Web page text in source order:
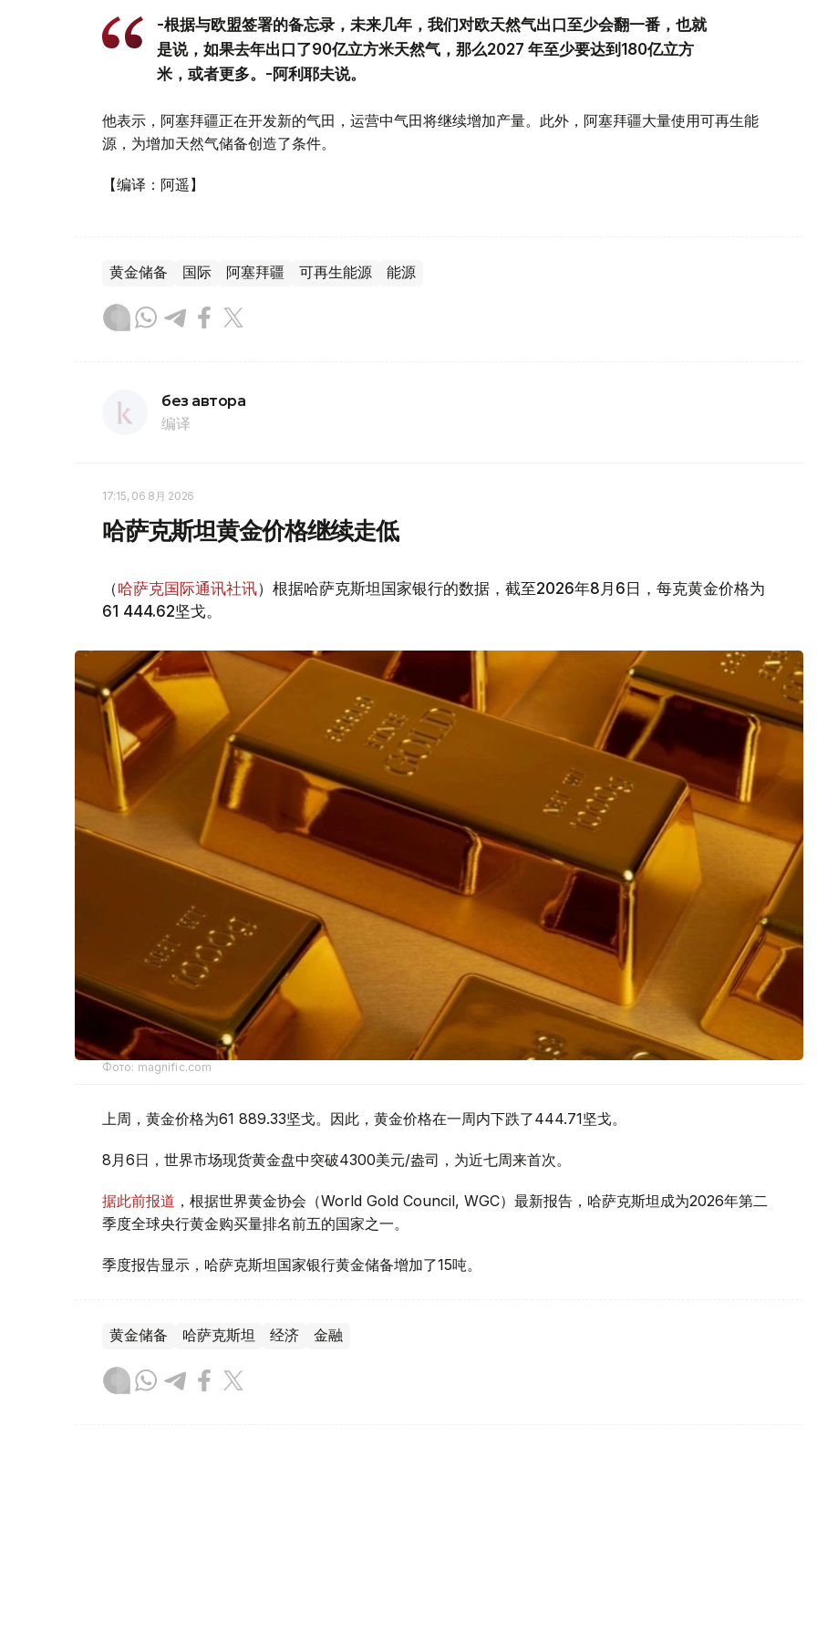
-根据与欧盟签署的备忘录，未来几年，我们对欧天然气出口至少会翻一番，也就
是说，如果去年出口了90亿立方米天然气，那么2027 年至少要达到180亿立方
米，或者更多。-阿利耶夫说。
他表示，阿塞拜疆正在开发新的气田，运营中气田将继续增加产量。此外，阿塞拜疆大量使用可再生能
源，为增加天然气储备创造了条件。
【编译：阿遥】
黄金储备 国际 阿塞拜疆 可再生能源 能源
без автора
编译
17:15, 06 8月 2026
哈萨克斯坦黄金价格继续走低
（哈萨克国际通讯社讯）根据哈萨克斯坦国家银行的数据，截至2026年8月6日，每克黄金价格为
61 444.62坚戈。
Фото: magnific.com
上周，黄金价格为61 889.33坚戈。因此，黄金价格在一周内下跌了444.71坚戈。
8月6日，世界市场现货黄金盘中突破4300美元/盎司，为近七周来首次。
据此前报道 ，根据世界黄金协会（World Gold Council, WGC）最新报告，哈萨克斯坦成为2026年第二
季度全球央行黄金购买量排名前五的国家之一。
季度报告显示，哈萨克斯坦国家银行黄金储备增加了15吨。
黄金储备 哈萨克斯坦 经济 金融